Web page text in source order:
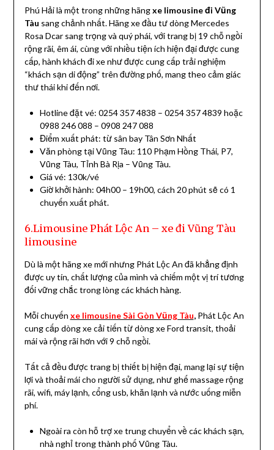
Phú Hải là một trong những hãngxe limousine đi Vũng
Tàu sang chảnh nhất. Hãng xe đầu tư dòng Mercedes
Rosa Dcar sang trọng và quý phái, với trang bị 19 chỗ ngồi
rộng rãi, êm ái, cùng với nhiều tiện ích hiện đại được cung
cấp, hành khách đi xe như được cung cấp trải nghiệm
“khách sạn di động” trên đường phố, mang theo cảm giác
thư thái khi đến nơi.
Hotline đặt vé: 0254 357 4838 – 0254 357 4839 hoặc
0988 246 088 – 0908 247 088
Điểm xuất phát: từ sân bay Tân Sơn Nhất
Văn phòng tại Vũng Tàu: 110 Phạm Hồng Thái, P7,
Vũng Tàu, Tỉnh Bà Rịa – Vũng Tàu.
Giá vé: 130k/vé
Giờ khởi hành: 04h00 – 19h00, cách 20 phút sẽ có 1
chuyến xuất phát.
6.Limousine Phát Lộc An – xe đi Vũng Tàu
limousine
Dù là một hãng xe mới nhưng Phát Lộc An đã khẳng định
được uy tín, chất lượng của mình và chiếm một vị trí tương
đối vững chắc trong lòng các khách hàng.
Mỗi chuyến xe limousine Sài Gòn Vũng Tàu, Phát Lộc An
cung cấp dòng xe cải tiến từ dòng xe Ford transit, thoải
mái và rộng rãi hơn với 9 chỗ ngồi.
Tất cả đều được trang bị thiết bị hiện đại, mang lại sự tiện
lợi và thoải mái cho người sử dụng, như ghế massage rộng
rãi, wifi, máy lạnh, cổng usb, khăn lạnh và nước uống miễn
phí.
Ngoài ra còn hỗ trợ xe trung chuyển về các khách sạn,
nhà nghỉ trong thành phố Vũng Tàu.